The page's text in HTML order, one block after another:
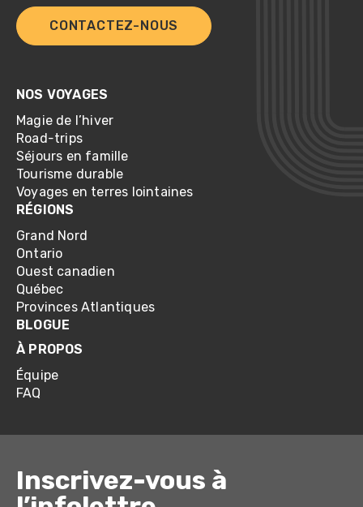
CONTACTEZ-NOUS
NOS VOYAGES
Magie de l’hiver
Road-trips
Séjours en famille
Tourisme durable
Voyages en terres lointaines
RÉGIONS
Grand Nord
Ontario
Ouest canadien
Québec
Provinces Atlantiques
BLOGUE
À PROPOS
Équipe
FAQ
Inscrivez-vous à